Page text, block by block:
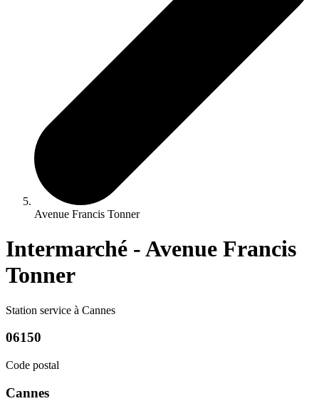
Avenue Francis Tonner
Intermarché - Avenue Francis
Tonner
Station service à Cannes
06150
Code postal
Cannes